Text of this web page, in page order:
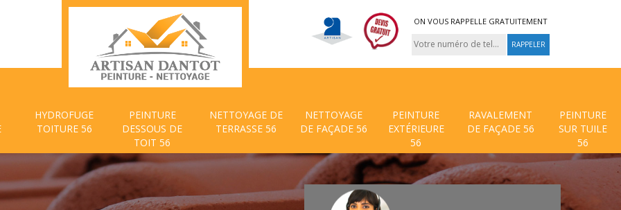
ON VOUS RAPPELLE GRATUITEMENT
HYDROFUGE
TOITURE 56
PEINTURE
DESSOUS DE
TOIT 56
NETTOYAGE DE
TERRASSE 56
NETTOYAGE
DE FAÇADE 56
PEINTURE
EXTÉRIEURE
56
RAVALEMENT
DE FAÇADE 56
PEINTURE
SUR TUILE
56